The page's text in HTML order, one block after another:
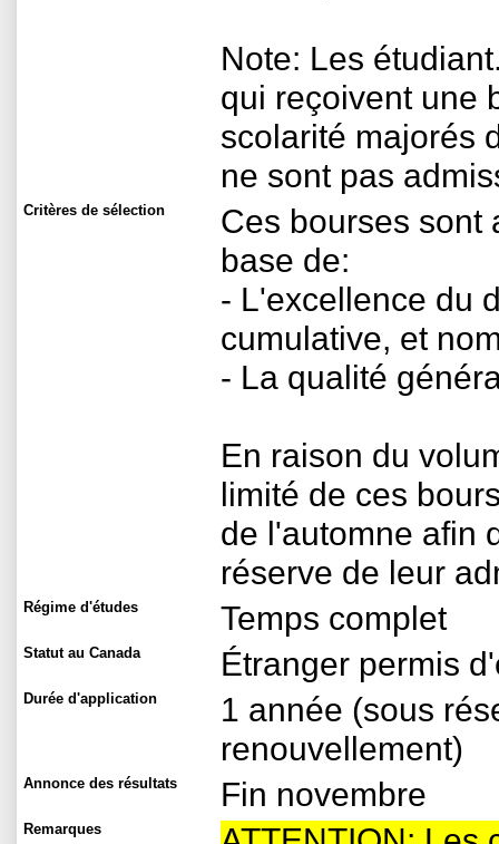
Note: Les
qui reçoivent une
scolarité majorés
ne sont pas
Critères de sélection
Ces bourses sont
base de:
- L'excellence du
cumulative, et
- La qualité
En raison du
limité de ces
de l'automne afin
réserve de leur
Régime d'études Temps complet
Statut au Canada Étranger permis
Durée d'application
1 année (sous
renouvellement)
Annonce des résultats Fin novembre
Remarques